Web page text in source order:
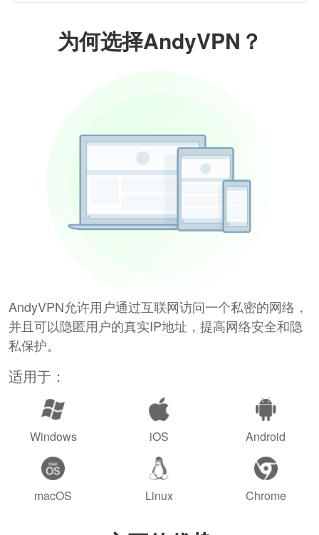
为何选择AndyVPN？
AndyVPN允许用户通过互联网访问一个私密的网络，
并且可以隐匿用户的真实IP地址，提高网络安全和隐
私保护。
适用于：
Windows iOS Android
macOS Linux Chrome